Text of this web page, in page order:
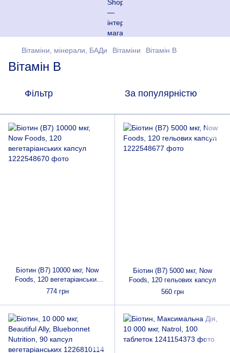
Вітаміни, мінерали, БАДи Вітаміни Вітамін В
Вітамін В
Фільтр За популярністю
Біотин (В7) 10000 мкг, Now
Foods, 120 вегетаріанських
капсул
774 грн
Біотин (В7) 5000 мкг, Now
Foods, 120 гельових капсул
560 грн